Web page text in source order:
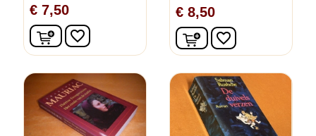
€ 7,50
In winkelwagen
favorite_border
€ 8,50
In winkelwagen
favorite_border